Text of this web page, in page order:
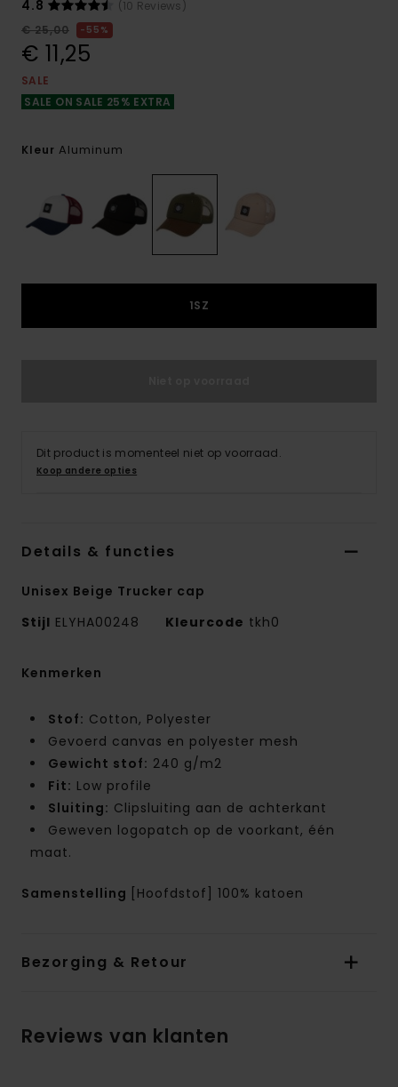
4.8
(10 Reviews)
€ 25,00
55%
€ 11,25
SALE
SALE ON SALE 25% EXTRA
Kleur Aluminum
1SZ
Dit product is momenteel niet op voorraad.
Koop andere opties
Details & functies
Unisex Beige Trucker cap
Stijl ELYHA00248 Kleurcode tkh0
Kenmerken
Stof: Cotton, Polyester
Gevoerd canvas en polyester mesh
Gewicht stof: 240 g/m2
Fit: Low profile
Sluiting: Clipsluiting aan de achterkant
Geweven logopatch op de voorkant, één
maat.
Samenstelling [Hoofdstof] 100% katoen
Bezorging & Retour
Reviews van klanten